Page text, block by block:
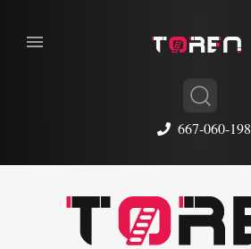
667-060-198
